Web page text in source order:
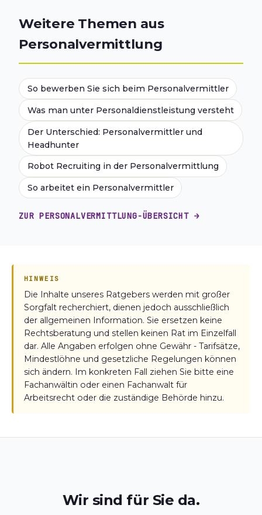
Weitere Themen aus
Personalvermittlung
So bewerben Sie sich beim Personalvermittler
Was man unter Personaldienstleistung versteht
Der Unterschied: Personalvermittler und
Headhunter
Robot Recruiting in der Personalvermittlung
So arbeitet ein Personalvermittler
ZUR PERSONALVERMITTLUNG-ÜBERSICHT →
HINWEIS
Die Inhalte unseres Ratgebers werden mit großer
Sorgfalt recherchiert, dienen jedoch ausschließlich
der allgemeinen Information. Sie ersetzen keine
Rechtsberatung und stellen keinen Rat im Einzelfall
dar. Alle Angaben erfolgen ohne Gewähr - Tarifsätze,
Mindestlöhne und gesetzliche Regelungen können
sich ändern. Im konkreten Fall ziehen Sie bitte eine
Fachanwältin oder einen Fachanwalt für
Arbeitsrecht oder die zuständige Behörde hinzu.
Wir sind für Sie da.